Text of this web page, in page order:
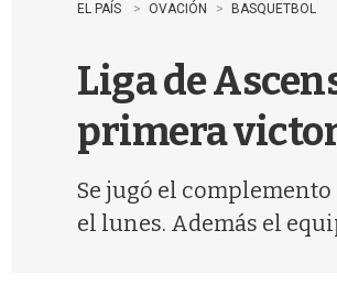
EL PAÍS OVACIÓN BASQUETBOL
Liga de
primera
Se jugó el
el lunes. Además el